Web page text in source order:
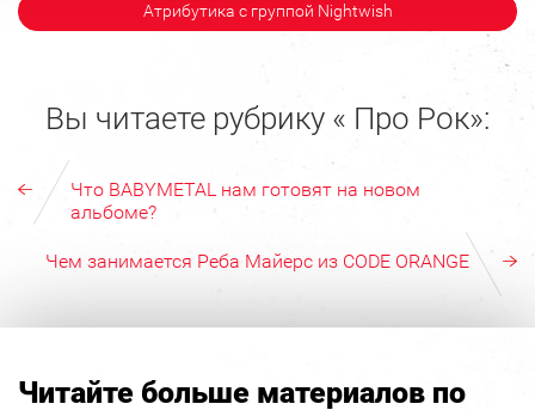
Атрибутика с группой Nightwish
Вы читаете рубрику « Про Рок»:
Что BABYMETAL нам готовят на новом
альбоме?
Чем занимается Реба Майерс из CODE ORANGE
Читайте больше материалов по